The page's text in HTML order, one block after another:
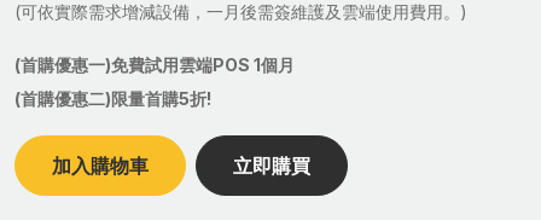
(可依實際需求增減設備，一月後需簽維護及雲端使用費用。)
(首購優惠一)免費試用雲端POS 1個月
(首購優惠二)限量首購5折!
加入購物車 立即購買